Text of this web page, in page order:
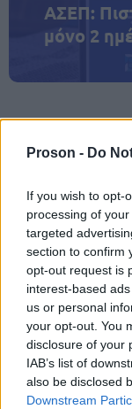
Proson - Do
If you wish to opt-
processing of
targeted
section to confirm
opt-out request is
interest-based
us or personal
your opt-out. You
disclosure of your
IAB’s list of
also be disclosed
Downstream
ΑΣΕΠ:
μόνο 2
ΑΣΕΠ: Εξ
μέρες
Μάθε
Βάλε